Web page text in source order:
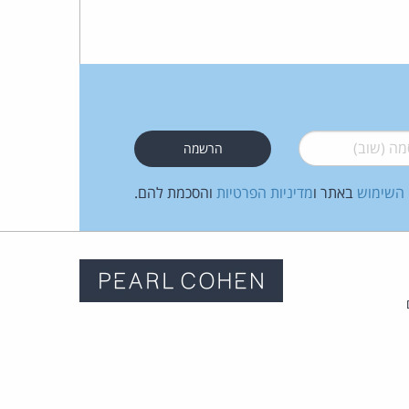
(שוב)*
השימוש באתר ומדיניות הפרטיות והסכמת להם.